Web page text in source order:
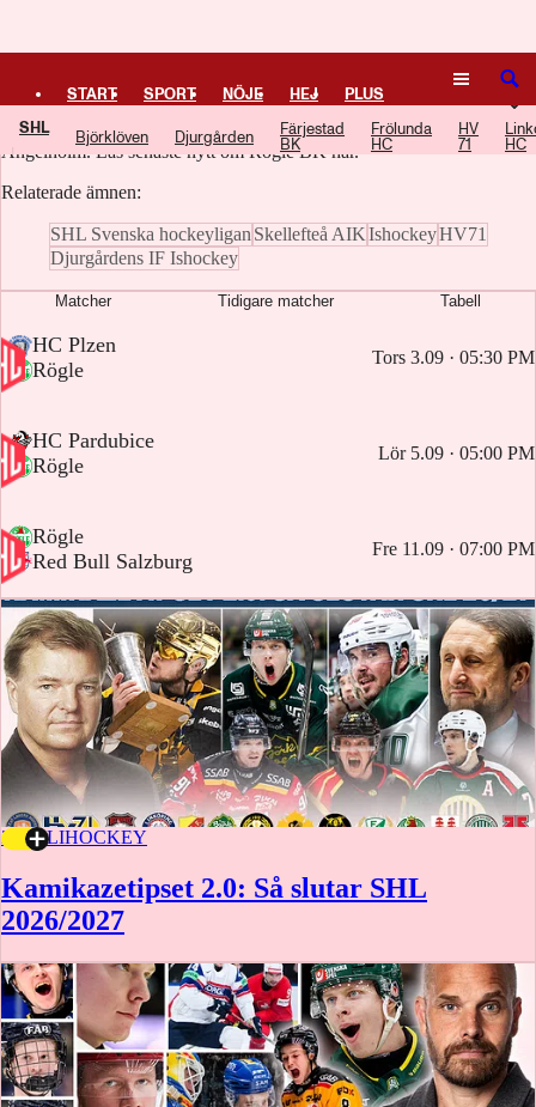
START SPORT NÖJE HEJ PLUS
TIPSA TV KULTUR LEDARE
SÖK
SHL Björklöven Djurgården
Färjestad
BK
Frölunda
HC
HV
71
HC
Rögle BK
Rögle BK, grundad 1932, är en svensk ishockeyklubb från
Ängelholm. Läs senaste nytt om Rögle BK här.
Relaterade ämnen:
SHL Svenska hockeyligan Skellefteå AIKIshockeyHV71
Djurgårdens IF Ishockey
Matcher Tidigare matcher Tabell
-
HC Plzen
-
Rögle
Tors 3.09 · 05:30 PM
-
HC Pardubice
-
Rögle
Lör 5.09 · 05:00 PM
-
Rögle
-
Red Bull Salzburg
Fre 11.09 · 07:00 PM
20 JULIHOCKEY
Kamikazetipset 2.0: Så slutar SHL
2026/2027